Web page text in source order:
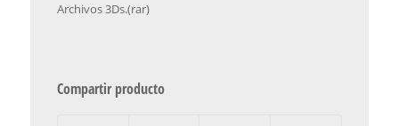
Archivos 3Ds.(rar)
Compartir producto